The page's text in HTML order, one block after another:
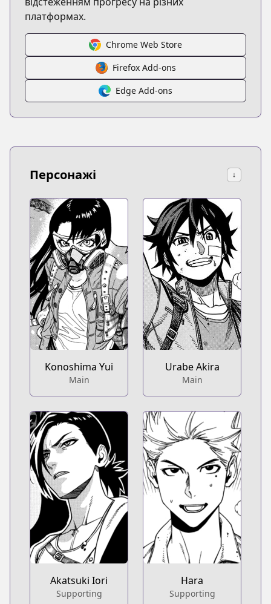
платформах.
Chrome Web Store
Firefox Add-ons
Edge Add-ons
Персонажі ↓
Konoshima Yui
Main
Urabe Akira
Main
Akatsuki Iori
Supporting
Hara
Supporting